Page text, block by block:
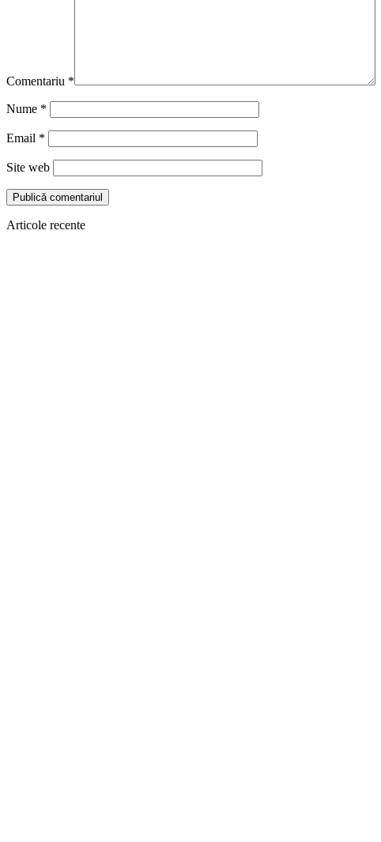
Comentariu *
Nume *
Email *
Site web
Articole recente